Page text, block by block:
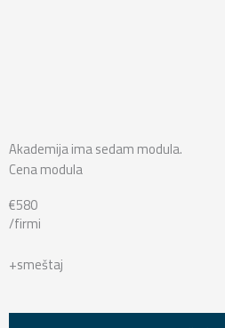
Akademija ima sedam modula.
Cena modula
€580
/firmi
+smeštaj